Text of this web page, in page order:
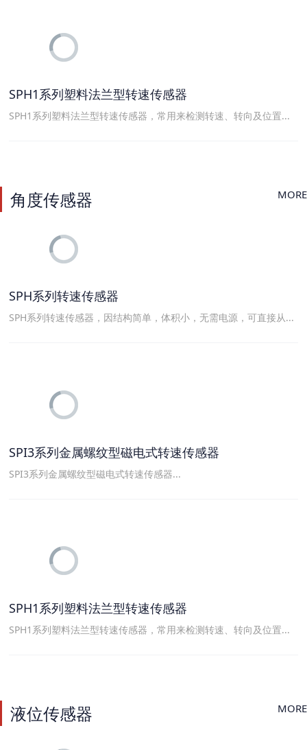
SPH1系列塑料法兰型转速传感器
SPH1系列塑料法兰型转速传感器，常用来检测转速、转向及位置...
角度传感器 MORE
SPH系列转速传感器
SPH系列转速传感器，因结构简单，体积小，无需电源，可直接从...
SPI3系列金属螺纹型磁电式转速传感器
SPI3系列金属螺纹型磁电式转速传感器...
SPH1系列塑料法兰型转速传感器
SPH1系列塑料法兰型转速传感器，常用来检测转速、转向及位置...
液位传感器 MORE